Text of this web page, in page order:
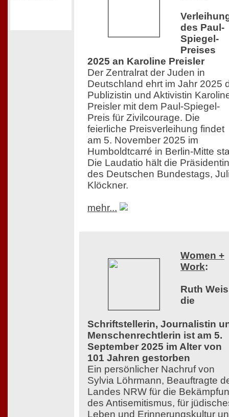
des Paul-
Spiegel-
Preises
2025 an Karoline Preisler
Der Zentralrat der Juden in
Deutschland ehrt im Jahr 2025
Publizistin und Aktivistin
Preisler mit dem Paul-Spiegel-
Preis für Zivilcourage. Die
feierliche Preisverleihung findet
am 5. November 2025 im
Humboldtcarré in Berlin-Mitte
Die Laudatio hält die Präsidentin
des Deutschen Bundestags,
Klöckner.
mehr...
Women +
Work:
Ruth
die
Schriftstellerin, Journalistin
Menschenrechtlerin ist am 5.
September 2025 im Alter von
101 Jahren gestorben
Ein persönlicher Nachruf von
Sylvia Löhrmann, Beauftragte
Landes NRW für die
des Antisemitismus, für
Leben und Erinnerungskultur